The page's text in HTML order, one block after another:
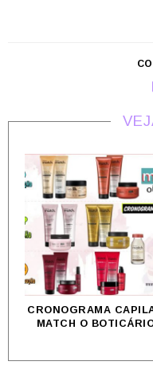
CRONOGRAMA
MATCH O